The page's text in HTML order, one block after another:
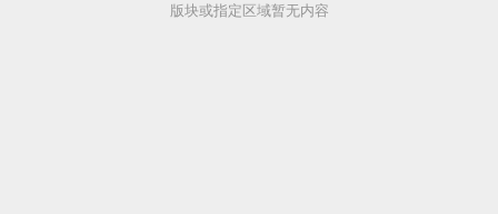
版块或指定区域暂无内容